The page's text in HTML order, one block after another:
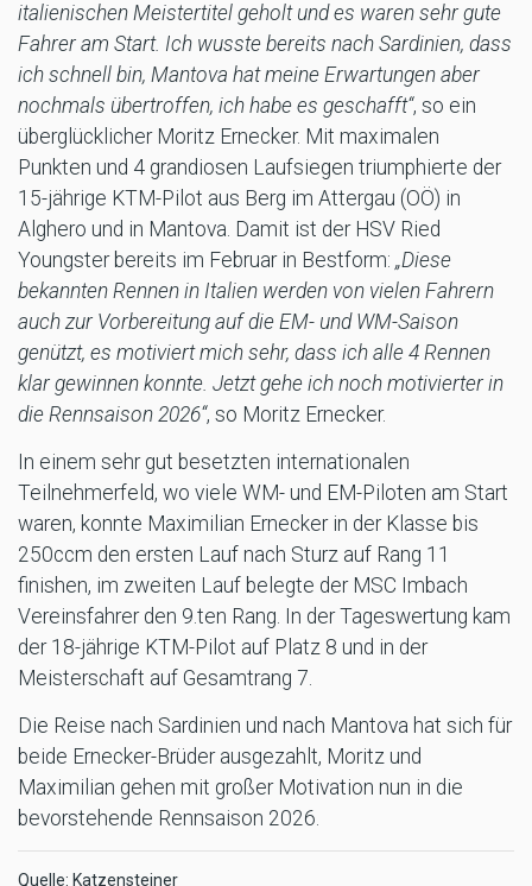
italienischen Meistertitel geholt und es waren sehr gute
Fahrer am Start. Ich wusste bereits nach Sardinien, dass
ich schnell bin, Mantova hat meine Erwartungen aber
nochmals übertroffen, ich habe es geschafft“, so ein
überglücklicher Moritz Ernecker. Mit maximalen
Punkten und 4 grandiosen Laufsiegen triumphierte der
15-jährige KTM-Pilot aus Berg im Attergau (OÖ) in
Alghero und in Mantova. Damit ist der HSV Ried
Youngster bereits im Februar in Bestform: „Diese
bekannten Rennen in Italien werden von vielen Fahrern
auch zur Vorbereitung auf die EM- und WM-Saison
genützt, es motiviert mich sehr, dass ich alle 4 Rennen
klar gewinnen konnte. Jetzt gehe ich noch motivierter in
die Rennsaison 2026“, so Moritz Ernecker.
In einem sehr gut besetzten internationalen
Teilnehmerfeld, wo viele WM- und EM-Piloten am Start
waren, konnte Maximilian Ernecker in der Klasse bis
250ccm den ersten Lauf nach Sturz auf Rang 11
finishen, im zweiten Lauf belegte der MSC Imbach
Vereinsfahrer den 9.ten Rang. In der Tageswertung kam
der 18-jährige KTM-Pilot auf Platz 8 und in der
Meisterschaft auf Gesamtrang 7.
Die Reise nach Sardinien und nach Mantova hat sich für
beide Ernecker-Brüder ausgezahlt, Moritz und
Maximilian gehen mit großer Motivation nun in die
bevorstehende Rennsaison 2026.
Quelle: Katzensteiner